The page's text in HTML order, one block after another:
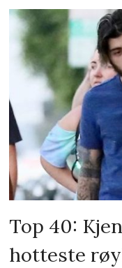
Top 40:
hotteste